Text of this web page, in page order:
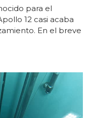
para el
12 casi acaba
En el breve